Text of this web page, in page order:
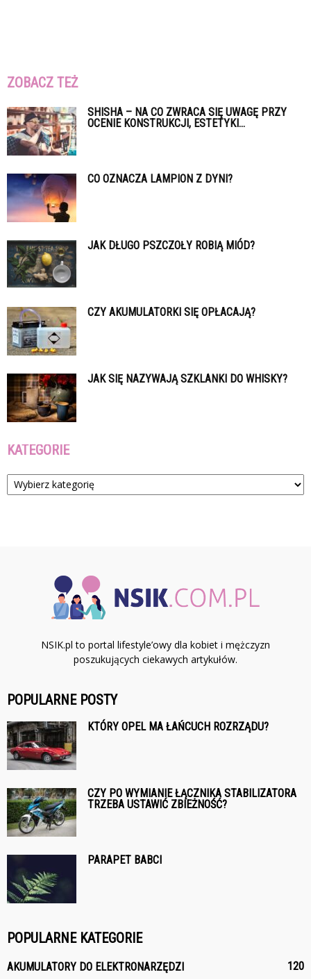
ZOBACZ TEŻ
SHISHA – NA CO ZWRACA SIĘ UWAGĘ PRZY
OCENIE KONSTRUKCJI, ESTETYKI...
CO OZNACZA LAMPION Z DYNI?
JAK DŁUGO PSZCZOŁY ROBIĄ MIÓD?
CZY AKUMULATORKI SIĘ OPŁACAJĄ?
JAK SIĘ NAZYWAJĄ SZKLANKI DO WHISKY?
KATEGORIE
Kategorie
NSIK.pl to portal lifestyle’owy dla kobiet i mężczyzn
poszukujących ciekawych artykułów.
POPULARNE POSTY
KTÓRY OPEL MA ŁAŃCUCH ROZRZĄDU?
CZY PO WYMIANIE ŁĄCZNIKA STABILIZATORA
TRZEBA USTAWIĆ ZBIEŻNOŚĆ?
PARAPET BABCI
POPULARNE KATEGORIE
AKUMULATORY DO ELEKTRONARZĘDZI 120